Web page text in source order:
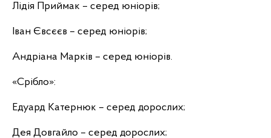
Лідія Приймак – серед юніорів;
Іван Євсєєв – серед юніорів;
Андріана Марків – серед юніорів.
«Срібло»:
Едуард Катернюк – серед дорослих;
Дея Довгайло – серед дорослих;